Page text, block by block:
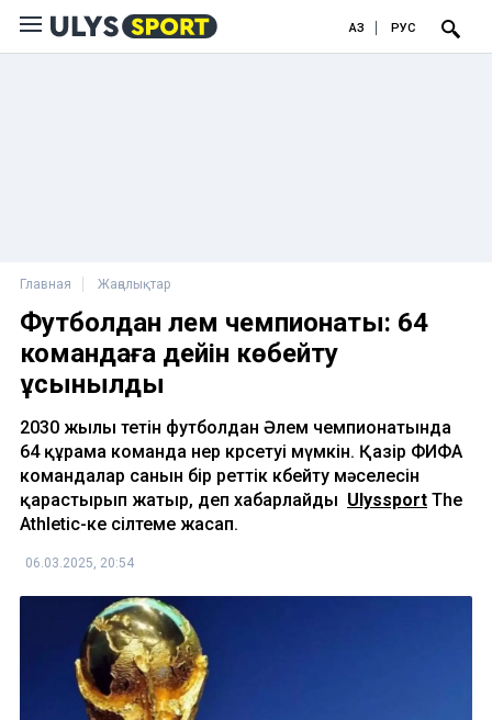
ҚАЗ РУС
Главная Жаңалықтар
Футболдан Әлем чемпионаты: 64
командаға дейін көбейту
ұсынылды
2030 жылы өтетін футболдан Әлем чемпионатында
64 құрама команда өнер көрсетуі мүмкін. Қазір ФИФА
командалар санын бір реттік көбейту мәселесін
қарастырып жатыр, деп хабарлайды Ulyssport Тhe
Athletic-ке сілтеме жасап.
06.03.2025, 20:54